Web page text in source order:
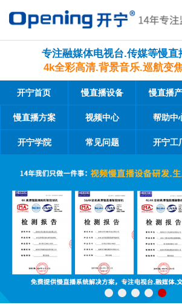
专注融媒体电视台.传媒等慢直
4k全彩高清.背景音乐.巡航变
开宁首页 慢直播设备 慢直播
慢直播方案 视频中心 帮助中
开宁学院 常见问题 开宁工